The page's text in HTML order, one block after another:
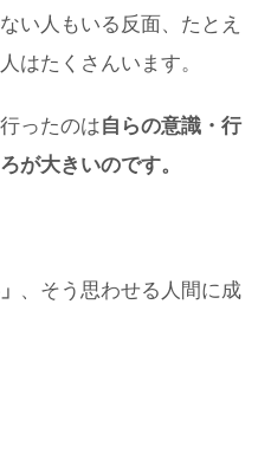
い人もいる反面、たとえ
はたくさんいます。
ったのは自らの意識・行
が大きいのです。
、そう思わせる人間に成